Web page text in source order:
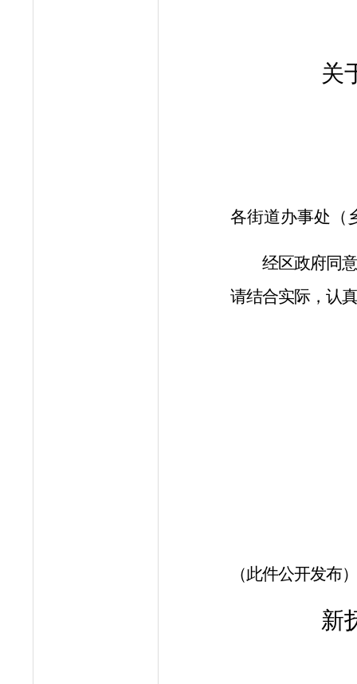
关
各街道办事处（
经区政府同
请结合实际，认
（此件公开发布）
新